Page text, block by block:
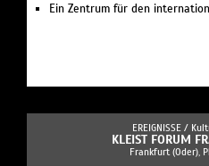
Ein Zentrum für den
EREIGNISSE /
KLEIST FORUM
Frankfurt (Oder),